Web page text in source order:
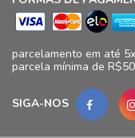
parcelamento em até
parcela mínima de
SIGA-NOS